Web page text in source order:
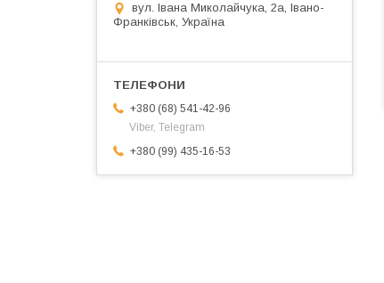
вул. Івана Миколайчука, 2а, Івано-
Франківськ, Україна
+380 (68) 541-42-96
Viber, Telegram
+380 (99) 435-16-53